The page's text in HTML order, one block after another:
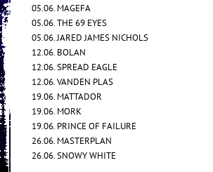
05.06. MAGEFA
05.06. THE 69 EYES
05.06. JARED JAMES NICHOLS
12.06. BOLAN
12.06. SPREAD EAGLE
12.06. VANDEN PLAS
19.06. MATTADOR
19.06. MORK
19.06. PRINCE OF FAILURE
26.06. MASTERPLAN
26.06. SNOWY WHITE